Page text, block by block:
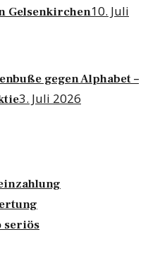
Gelsenkirchen10. Juli
gegen Alphabet –
3. Juli 2026
seriös